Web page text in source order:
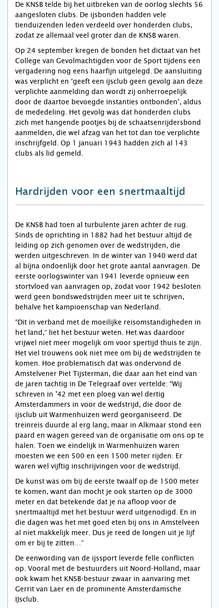
De KNSB telde bij het uitbreken van de oorlog slechts 56
aangesloten clubs. De ijsbonden hadden vele
tienduizenden leden verdeeld over honderden clubs,
zodat ze allemaal veel groter dan de KNSB waren.
Op 24 september kregen de bonden het dictaat van het
College van Gevolmachtigden voor de Sport tijdens een
vergadering nog eens haarfijn uitgelegd. De aansluiting
was verplicht en ‘geeft een ijsclub geen gevolg aan deze
verplichte aanmelding dan wordt zij onherroepelijk
door de daartoe bevoegde instanties ontbonden’, aldus
de mededeling. Het gevolg was dat honderden clubs
zich met hangende pootjes bij de schaatsenrijdersbond
aanmelden, die wel afzag van het tot dan toe verplichte
inschrijfgeld. Op 1 januari 1943 hadden zich al 143
clubs als lid gemeld.
Hardrijden voor een snertmaaltijd
De KNSB had toen al turbulente jaren achter de rug.
Sinds de oprichting in 1882 had het bestuur altijd de
leiding op zich genomen over de wedstrijden, die
werden uitgeschreven. In de winter van 1940 werd dat
al bijna ondoenlijk door het grote aantal aanvragen. De
eerste oorlogswinter van 1941 leverde opnieuw een
stortvloed van aanvragen op, zodat voor 1942 besloten
werd geen bondswedstrijden meer uit te schrijven,
behalve het kampioenschap van Nederland.
“Dit in verband met de moeilijke reisomstandigheden in
het land,” liet het bestuur weten. Het was daardoor
vrijwel niet meer mogelijk om voor spertijd thuis te zijn.
Het viel trouwens ook niet mee om bij de wedstrijden te
komen. Hoe problematisch dat was ondervond de
Amstelvener Piet Tijsterman, die daar aan het eind van
de jaren tachtig in De Telegraaf over vertelde: “Wij
schreven in ’42 met een ploeg van wel dertig
Amsterdammers in voor de wedstrijd, die door de
ijsclub uit Warmenhuizen werd georganiseerd. De
treinreis duurde al erg lang, maar in Alkmaar stond een
paard en wagen gereed van de organisatie om ons op te
halen. Toen we eindelijk in Warmenhuizen waren
moesten we een 500 en een 1500 meter rijden. Er
waren wel vijftig inschrijvingen voor de wedstrijd.
De kunst was om bij de eerste twaalf op de 1500 meter
te komen, want dan mocht je ook starten op de 3000
meter en dat betekende dat je na afloop voor de
snertmaaltijd met het bestuur werd uitgenodigd. En in
die dagen was het met goed eten bij ons in Amstelveen
al niet makkelijk meer. Dus je reed de longen uit je lijf
om er bij te zitten…”
De eenwording van de ijssport leverde felle conflicten
op. Vooral met de bestuurders uit Noord-Holland, maar
ook kwam het KNSB-bestuur zwaar in aanvaring met
Gerrit van Laer en de prominente Amsterdamsche
IJsclub.